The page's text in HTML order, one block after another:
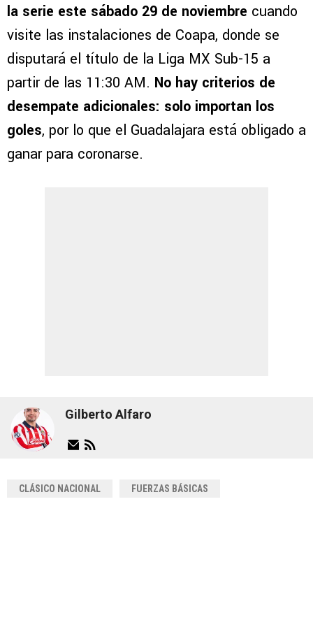
la serie este sábado 29 de noviembre cuando
visite las instalaciones de Coapa, donde se
disputará el título de la Liga MX Sub-15 a
partir de las 11:30 AM. No hay criterios de
desempate adicionales: solo importan los
goles, por lo que el Guadalajara está obligado a
ganar para coronarse.
Gilberto Alfaro
CLÁSICO NACIONAL FUERZAS BÁSICAS